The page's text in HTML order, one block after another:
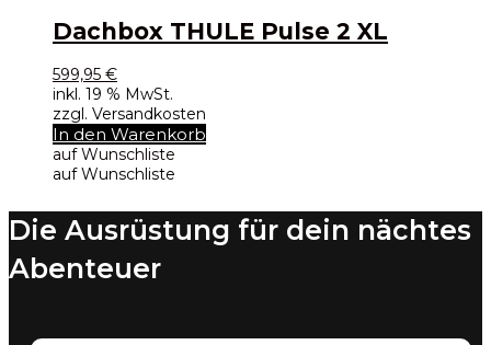
Dachbox THULE Pulse 2 XL
599,95 €
inkl. 19 % MwSt.
zzgl. Versandkosten
In den Warenkorb
auf Wunschliste
auf Wunschliste
Die Ausrüstung für dein nächtes
Abenteuer